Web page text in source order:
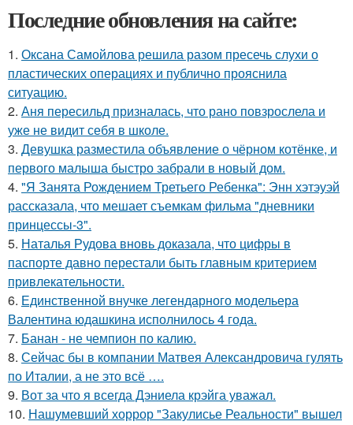
Последние обновления на сайте:
1. Оксана Самойлова решила разом пресечь слухи о
пластических операциях и публично прояснила
ситуацию.
2. Аня пересильд призналась, что рано повзрослела и
уже не видит себя в школе.
3. Девушка разместила объявление о чёрном котёнке, и
первого малыша быстро забрали в новый дом.
4. "Я Занята Рождением Третьего Ребенка": Энн хэтэуэй
рассказала, что мешает съемкам фильма "дневники
принцессы-3".
5. Наталья Рудова вновь доказала, что цифры в
паспорте давно перестали быть главным критерием
привлекательности.
6. Единственной внучке легендарного модельера
Валентина юдашкина исполнилось 4 года.
7. Банан - не чемпион по калию.
8. Сейчас бы в компании Матвея Александровича гулять
по Италии, а не это всё ….
9. Вот за что я всегда Дэниела крэйга уважал.
10. Нашумевший хоррор "Закулисье Реальности" вышел